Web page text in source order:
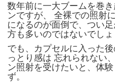
数年前に一大ブームを巻
ンですが、 全裸での照射
になるのが面倒で、つい
方も多いのではないでしょ
でも、カプセルに入った
っとり感は 忘れられない
ン照射を受けたいと、体
ず。